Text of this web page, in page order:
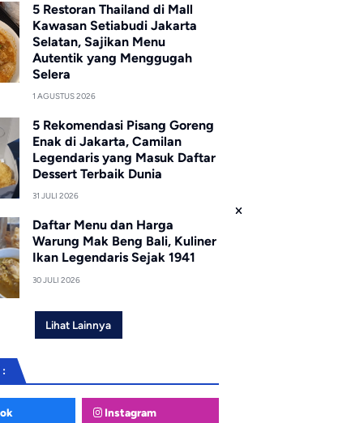
5 Restoran Thailand di Mall
Kawasan Setiabudi Jakarta
Selatan, Sajikan Menu
Autentik yang Menggugah
Selera
1 AGUSTUS 2026
5 Rekomendasi Pisang Goreng
Enak di Jakarta, Camilan
Legendaris yang Masuk Daftar
Dessert Terbaik Dunia
31 JULI 2026
Daftar Menu dan Harga
Warung Mak Beng Bali, Kuliner
Ikan Legendaris Sejak 1941
30 JULI 2026
Lihat Lainnya
Instagram